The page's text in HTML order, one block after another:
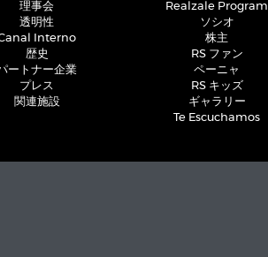
理事会
透明性
Interno
歴史
ートナー企業
プレス
関連施設
Realzale Program
ソシオ
株主
RS ファン
ペーニャ
RS キッズ
ギャラリー
Te Escuchamos